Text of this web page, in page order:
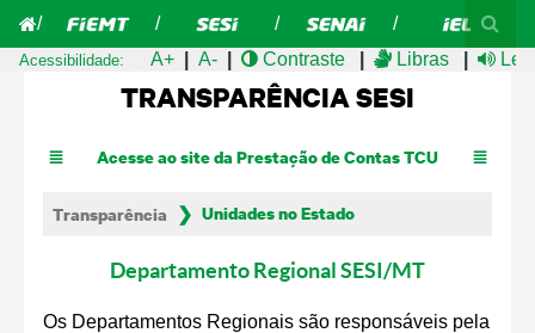
Acessibilidade: A+ A- Contraste Libras
TRANSPARÊNCIA SESI
Acesse ao site da Prestação de Contas TCU
Transparência Unidades no Estado
Departamento Regional SESI/MT
Os Departamentos Regionais são responsáveis pela